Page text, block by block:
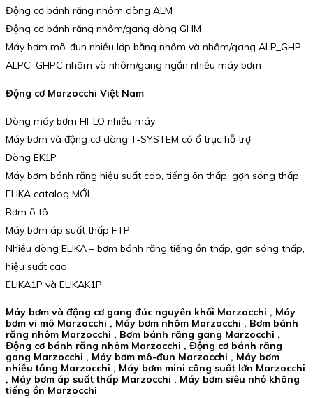
Động cơ bánh răng nhôm dòng ALM
Động cơ bánh răng nhôm/gang dòng GHM
Máy bơm mô-đun nhiều lớp bằng nhôm và nhôm/gang ALP_GHP
ALPC_GHPC nhôm và nhôm/gang ngắn nhiều máy bơm
Động cơ Marzocchi Việt Nam
Dòng máy bơm HI-LO nhiều máy
Máy bơm và động cơ dòng T-SYSTEM có ổ trục hỗ trợ
Dòng EK1P
Máy bơm bánh răng hiệu suất cao, tiếng ồn thấp, gợn sóng thấp
ELIKA catalog MỚI
Bơm ô tô
Máy bơm áp suất thấp FTP
Nhiều dòng ELIKA – bơm bánh răng tiếng ồn thấp, gợn sóng thấp,
hiệu suất cao
ELIKA1P và ELIKAK1P
Máy bơm và động cơ gang đúc nguyên khối Marzocchi , Máy
bơm vi mô Marzocchi , Máy bơm nhôm Marzocchi , Bơm bánh
răng nhôm Marzocchi , Bơm bánh răng gang Marzocchi ,
Động cơ bánh răng nhôm Marzocchi , Động cơ bánh răng
gang Marzocchi , Máy bơm mô-đun Marzocchi , Máy bơm
nhiều tầng Marzocchi , Máy bơm mini công suất lớn Marzocchi
, Máy bơm áp suất thấp Marzocchi , Máy bơm siêu nhỏ không
tiếng ồn Marzocchi